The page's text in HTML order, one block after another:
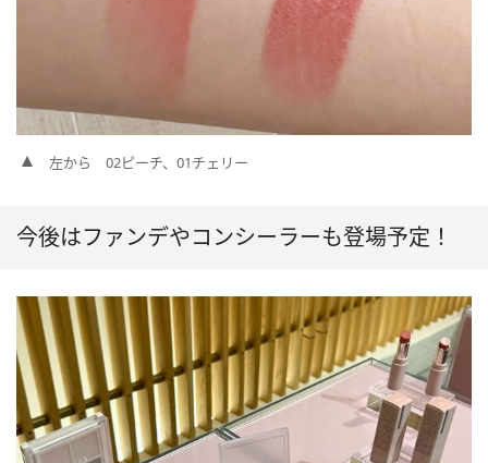
左から 02ピーチ、01チェリー
今後はファンデやコンシーラーも登場予定！